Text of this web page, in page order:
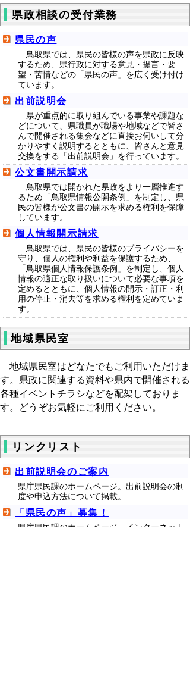
県政相談の受付業務
県民の声
鳥取県では、県民の皆様の声を県政に反映
するため、県行政に対する意見・提言・要
望・苦情などの「県民の声」を広く受け付け
ています。
出前説明会
県が重点的に取り組んでいる事業や課題な
どについて、県職員が職場や地域などで皆さ
んで開催される集会などに直接お伺いして分
かりやすく説明するとともに、皆さんと意見
交換をする「出前説明会」を行っています。
公文書開示請求
鳥取県では開かれた県政をより一層推進す
るため「鳥取県情報公開条例」を制定し、県
民の皆様が公文書の開示を求める権利を保障
しています。
個人情報開示請求
鳥取県では、県民の皆様のプライバシーを
守り、個人の権利や利益を保護するため、
「鳥取県個人情報保護条例」を制定し、個人
情報の適正な取り扱いについて必要な事項を
定めるとともに、個人情報の開示・訂正・利
用の停止・消去等を求める権利を定めていま
す。
地域県民室
地域県民室はどなたでもご利用いただけま
す。県政に関連する資料や県内で開催される
各種イベントチラシなどを配架しておりま
す。どうぞお気軽にご利用ください。
リンクリスト
出前説明会のご案内
県庁県民課のホームページ。出前説明会の制
度や申込方法について掲載。
「県民の声」募集！
県庁県民課のホームページ。インターネット